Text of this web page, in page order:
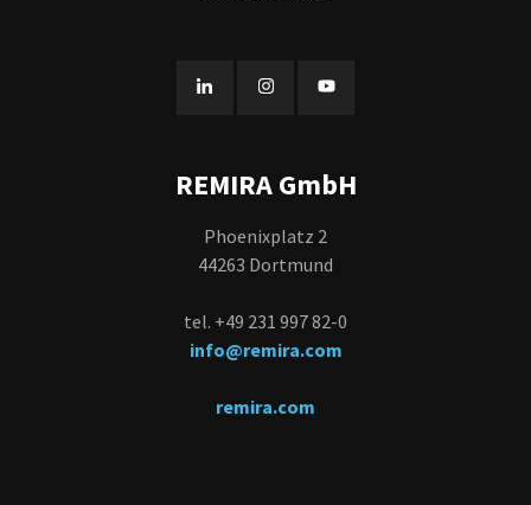
REMIRA GmbH
Phoenixplatz 2
44263 Dortmund
tel. +49 231 997 82-0
info@remira.com
remira.com